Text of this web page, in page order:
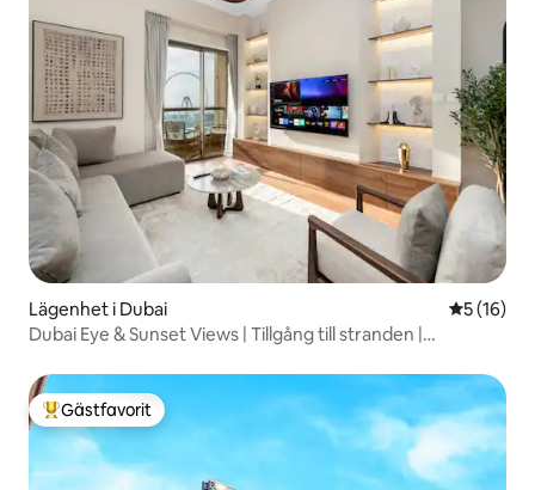
Lägenhet i Dubai 5 av 5 i
5 (16)
Dubai Eye & Sunset Views | Tillgång till stranden |
Populär gästfavorit
Gästfavorit